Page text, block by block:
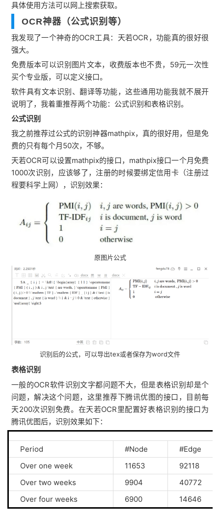
具体使用方法可以网上搜索获取。
OCR神器（公式识别等）
我发现了一个神奇的OCR工具：天若OCR，功能真的很好很
强大。
免费版本可以识别图片文本，收费版本也不贵，59元一次性
买个专业版，可以定义接口。
软件具有文本识别、翻译等功能，这些通用功能我就不展开
说明了，我着重推荐两个功能：公式识别和表格识别。
公式识别
我之前推荐过公式的识别神器mathpix，真的很好用，但是免
费的只有每个月50次，不够。
天若OCR可以设置mathpix的接口，mathpix接口一个月免费
1000次识别，应该够了，注册的时候要绑定信用卡（注册过
程要科学上网），识别效果：
原图片公式
识别后的公式，可以导出tex或者保存为word文件
表格识别
一般的OCR软件识别文字都问题不大，但是表格识别却是个
问题，解决这个问题，这里推荐下腾讯优图的接口，目前每
天200次识别免费。在天若OCR里配置好表格识别的接口为
腾讯优图后，识别效果如下：
Period #Node
#Edge
Over one week
11653
92118
Over two weeks
9904
40772
Over four weeks
6900 14646